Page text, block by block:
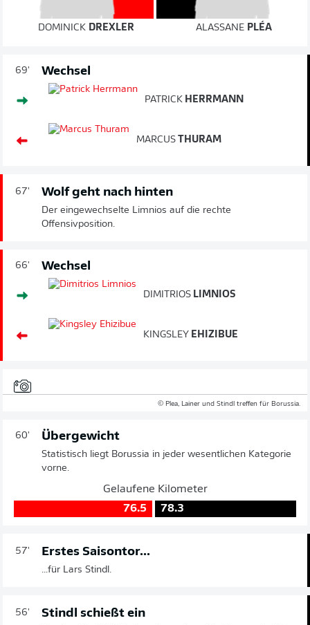
DOMINICK DREXLER ALASSANE PLÉA
69' Wechsel
PATRICK HERRMANN
MARCUS THURAM
67' Wolf geht nach hinten
Der eingewechselte Limnios auf die rechte
Offensivposition.
66' Wechsel
DIMITRIOS LIMNIOS
KINGSLEY EHIZIBUE
© Plea, Lainer und Stindl treffen für Borussia.
60' Übergewicht
Statistisch liegt Borussia in jeder wesentlichen Kategorie
vorne.
Gelaufene Kilometer
76.5
78.3
57' Erstes Saisontor...
...für Lars Stindl.
56' Stindl schießt ein